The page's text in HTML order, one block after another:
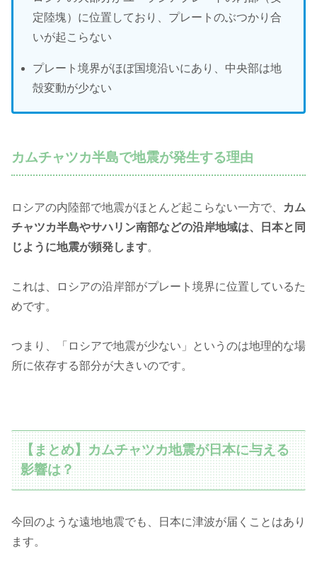
定陸塊）に位置しており、プレートのぶつかり合
いが起こらない
プレート境界がほぼ国境沿いにあり、中央部は地
殻変動が少ない
カムチャツカ半島で地震が発生する理由
ロシアの内陸部で地震がほとんど起こらない一方で、
カム
チャツカ半島やサハリン南部などの沿岸地域は、日本と同
じように地震が頻発します。
これは、ロシアの沿岸部がプレート境界に位置しているた
めです。
つまり、「ロシアで地震が少ない」というのは地理的な場
所に依存する部分が大きいのです。
【まとめ】カムチャツカ地震が日本に与える
影響は？
今回のような遠地地震でも、日本に津波が届くことはあり
ます。